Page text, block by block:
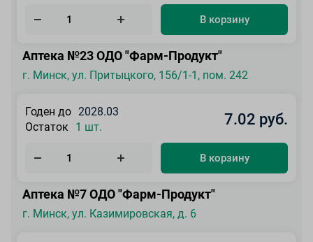
В корзину
Аптека №23 ОДО "Фарм-Продукт"
г. Минск, ул. Притыцкого, 156/1-1, пом. 242
Годен до 2028.03
Остаток
1 шт. 7.02 руб.
В корзину
Аптека №7 ОДО "Фарм-Продукт"
г. Минск, ул. Казимировская, д. 6